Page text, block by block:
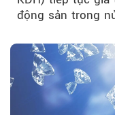
động sản trong